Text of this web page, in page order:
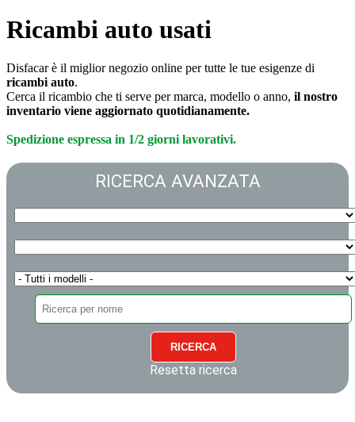
Ricambi auto usati
Disfacar è il miglior negozio online per tutte le tue esigenze di
ricambi auto.
Cerca il ricambio che ti serve per marca, modello o anno, il nostro
inventario viene aggiornato quotidianamente.
Spedizione espressa in 1/2 giorni lavorativi.
RICERCA AVANZATA
RICERCA
Resetta ricerca